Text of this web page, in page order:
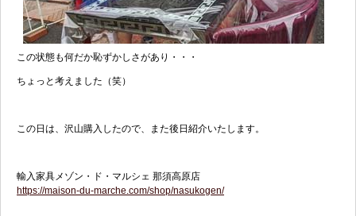
この状態も何だか恥ずかしさがあり・・・
ちょっと考えました（笑）
この日は、沢山購入したので、また後日紹介いたします。
輸入家具メゾン・ド・マルシェ 那須高原店
https://maison-du-marche.com/shop/nasukogen/